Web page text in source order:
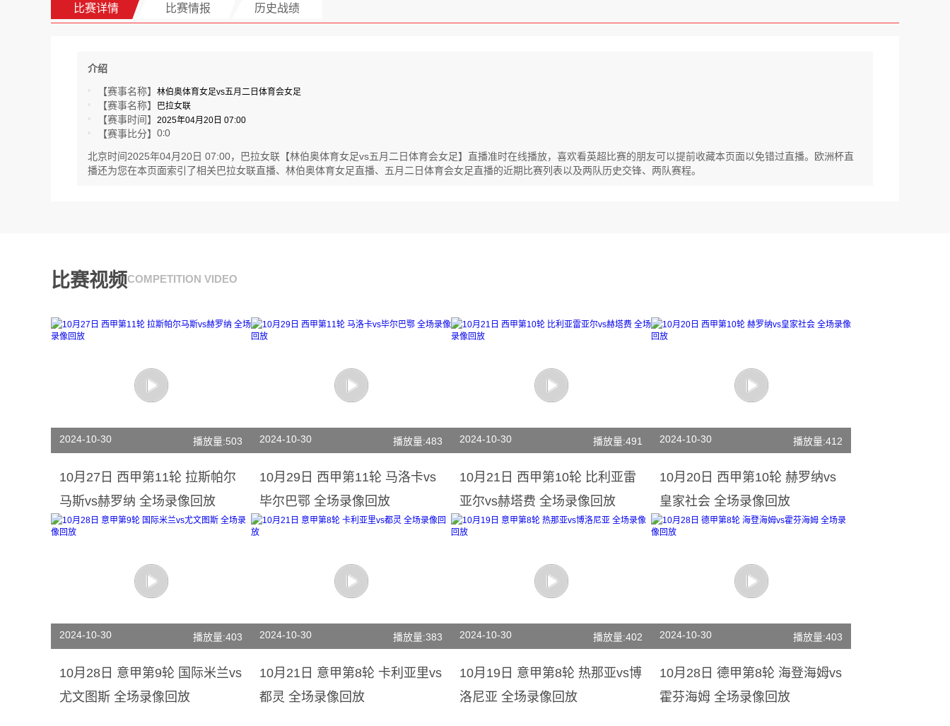
比赛详情 比赛情报 历史战绩
介绍
【赛事名称】 林伯奥体育女足vs五月二日体育会女足
【赛事名称】 巴拉女联
【赛事时间】 2025年04月20日 07:00
【赛事比分】 0:0
北京时间2025年04月20日 07:00，巴拉女联【林伯奥体育女足vs五月二日体育会女足】直播准时在线播放，喜欢看英超比赛的朋友可以提前收藏本页面以免错过直播。欧洲杯直
播还为您在本页面索引了相关巴拉女联直播、林伯奥体育女足直播、五月二日体育会女足直播的近期比赛列表以及两队历史交锋、两队赛程。
比赛视频COMPETITION VIDEO
2024-10-30 播放量:503
10月27日 西甲第11轮 拉斯帕尔
马斯vs赫罗纳 全场录像回放
2024-10-30 播放量:483
10月29日 西甲第11轮 马洛卡vs
毕尔巴鄂 全场录像回放
2024-10-30 播放量:491
10月21日 西甲第10轮 比利亚雷
亚尔vs赫塔费 全场录像回放
2024-10-30 播放量:412
10月20日 西甲第10轮 赫罗纳vs
皇家社会 全场录像回放
2024-10-30 播放量:403
10月28日 意甲第9轮 国际米兰vs
尤文图斯 全场录像回放
2024-10-30 播放量:383
10月21日 意甲第8轮 卡利亚里vs
都灵 全场录像回放
2024-10-30 播放量:402
10月19日 意甲第8轮 热那亚vs博
洛尼亚 全场录像回放
2024-10-30 播放量:403
10月28日 德甲第8轮 海登海姆vs
霍芬海姆 全场录像回放